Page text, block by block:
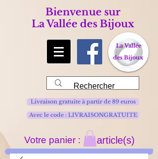
Bienvenue sur
La Vallée des Bijoux
La Vallée
des Bijoux
Avec le code : LIVRAISONGRATUITE
Livraison gratuite à partir de 89 euros
Votre panier : article(s)